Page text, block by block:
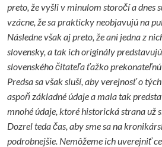
preto, že vyšli v minulom storočí a dnes
vzácne, že sa prakticky neobjavujú na
Následne však aj preto, že ani jedna z
slovensky, a tak ich originály
slovenského čitateľa ťažko
Predsa sa však sluší, aby verejnosť o
aspoň základné údaje a mala tak
mnohé údaje, ktoré historická strana už
Dozrel teda čas, aby sme sa na
podrobnejšie. Nemôžeme ich uverejniť